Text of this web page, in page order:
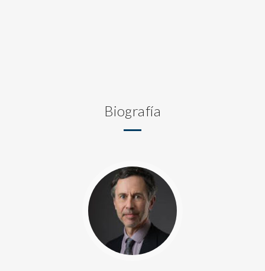
Biografía